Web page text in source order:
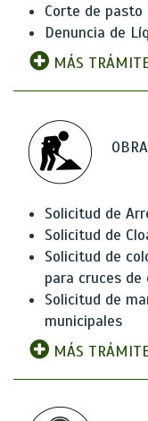
Corte de pasto
Denuncia de
MÁS
Solicitud de
Solicitud de
Solicitud de
para cruces de
Solicitud de
municipales
MÁS